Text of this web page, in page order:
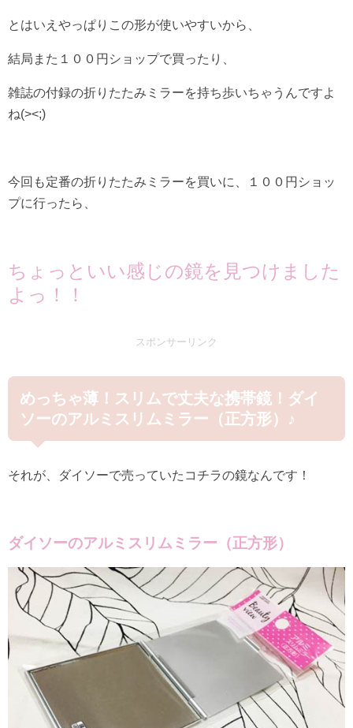
とはいえやっぱりこの形が使いやすいから、
結局また１００円ショップで買ったり、
雑誌の付録の折りたたみミラーを持ち歩いちゃうんですよ
ね(><;)
今回も定番の折りたたみミラーを買いに、１００円ショッ
プに行ったら、
ちょっといい感じの鏡を見つけました
よっ！！
スポンサーリンク
めっちゃ薄！スリムで丈夫な携帯鏡！ダイ
ソーのアルミスリムミラー（正方形）♪
それが、ダイソーで売っていたコチラの鏡なんです！
ダイソーのアルミスリムミラー（正方形）